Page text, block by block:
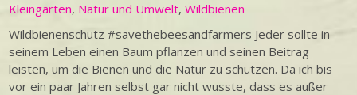
Kleingarten, Natur und Umwelt,Wildbienen
Wildbienenschutz #savethebeesandfarmers Jeder sollte in
seinem Leben einen Baum pflanzen und seinen Beitrag
leisten, um die Bienen und die Natur zu schützen. Da ich bis
vor ein paar Jahren selbst gar nicht wusste, dass es außer